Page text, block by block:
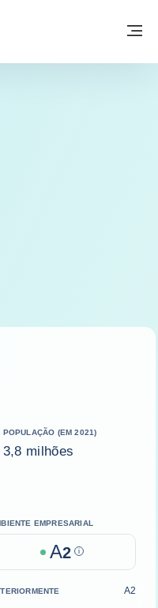
- SITE DO GRUPO
POPULAÇÃO (EM 2021)
3,8 milhões
EMPRESARIAL
A2 Help
A2